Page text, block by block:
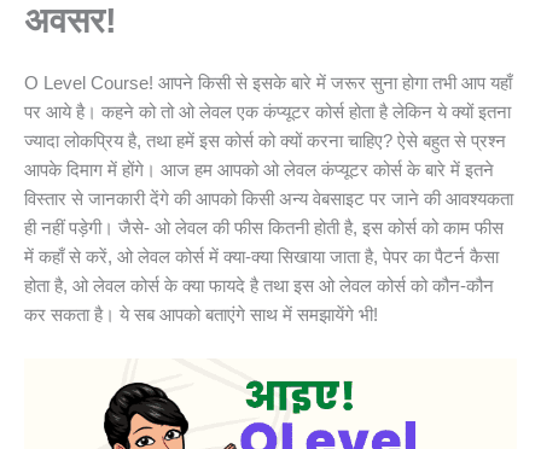
अवसर!
O Level Course! आपने किसी से इसके बारे में जरूर सुना होगा तभी आप यहाँ
पर आये है। कहने को तो ओ लेवल एक कंप्यूटर कोर्स होता है लेकिन ये क्यों इतना
ज्यादा लोकप्रिय है, तथा हमें इस कोर्स को क्यों करना चाहिए? ऐसे बहुत से प्रश्न
आपके दिमाग में होंगे। आज हम आपको ओ लेवल कंप्यूटर कोर्स के बारे में इतने
विस्तार से जानकारी देंगे की आपको किसी अन्य वेबसाइट पर जाने की आवश्यकता
ही नहीं पड़ेगी। जैसे- ओ लेवल की फीस कितनी होती है, इस कोर्स को काम फीस
में कहाँ से करें, ओ लेवल कोर्स में क्या-क्या सिखाया जाता है, पेपर का पैटर्न कैसा
होता है, ओ लेवल कोर्स के क्या फायदे है तथा इस ओ लेवल कोर्स को कौन-कौन
कर सकता है। ये सब आपको बताएंगे साथ में समझायेंगे भी!